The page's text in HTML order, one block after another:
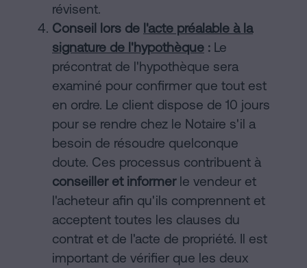
révisent.
Conseil lors de l'acte préalable à la
signature de l'hypothèque : Le
précontrat de l'hypothèque sera
examiné pour confirmer que tout est
en ordre. Le client dispose de 10 jours
pour se rendre chez le Notaire s'il a
besoin de résoudre quelconque
doute. Ces processus contribuent à
conseiller et informerle vendeur et
l'acheteur afin qu'ils comprennent et
acceptent toutes les clauses du
contrat et de l'acte de propriété. Il est
important de vérifier que les deux